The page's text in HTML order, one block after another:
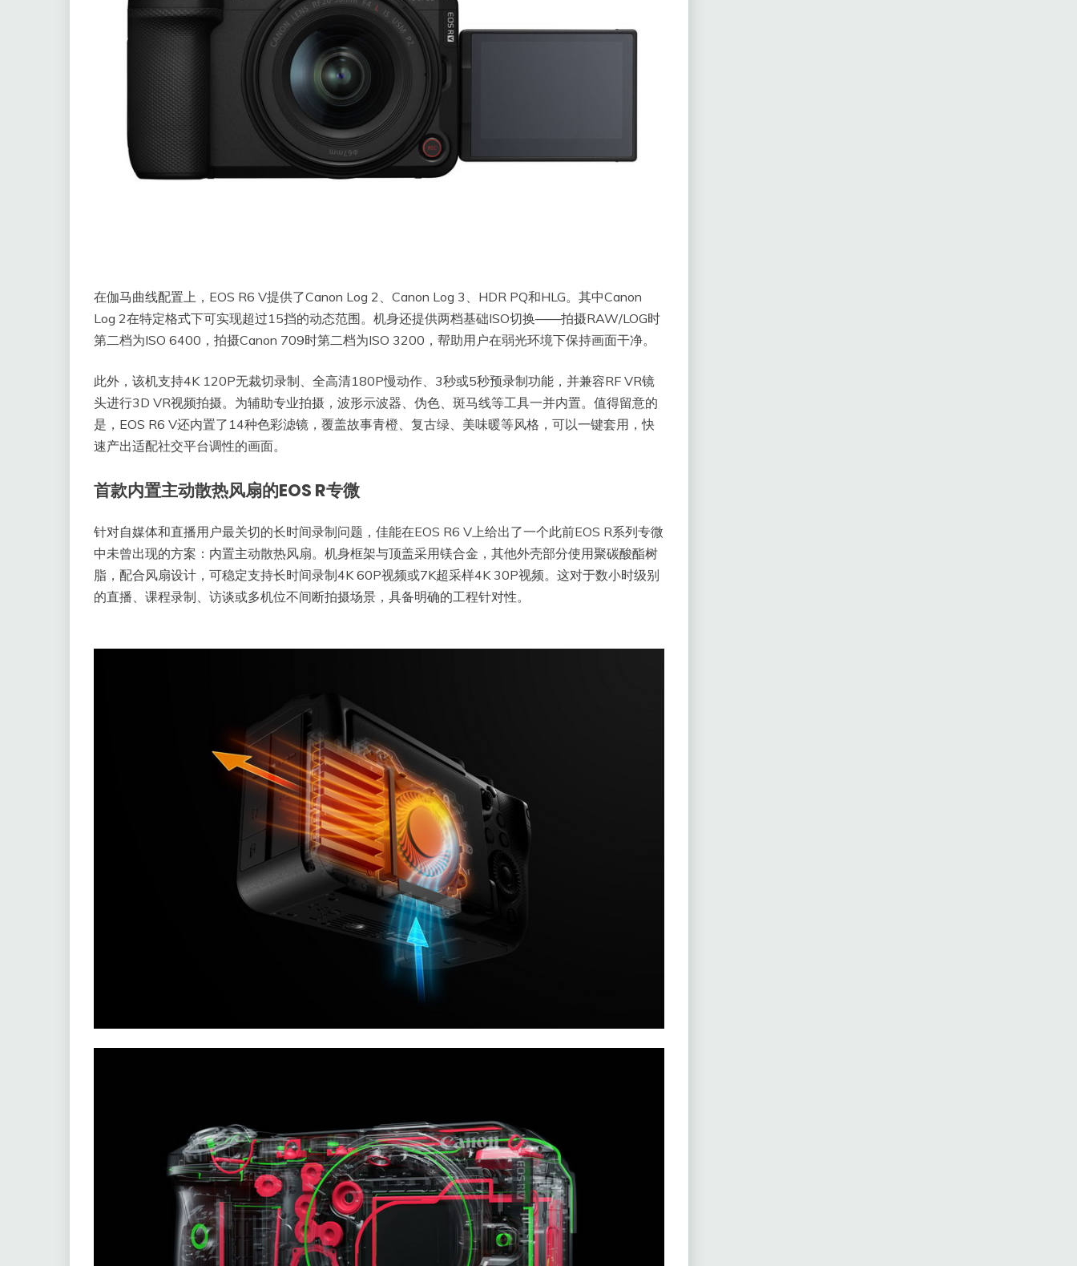
在伽马曲线配置上，EOS R6 V提供了Canon Log 2、Canon Log 3、HDR PQ和HLG。其中Canon
Log 2在特定格式下可实现超过15挡的动态范围。机身还提供两档基础ISO切换——拍摄RAW/LOG时
第二档为ISO 6400，拍摄Canon 709时第二档为ISO 3200，帮助用户在弱光环境下保持画面干净。
此外，该机支持4K 120P无裁切录制、全高清180P慢动作、3秒或5秒预录制功能，并兼容RF VR镜
头进行3D VR视频拍摄。为辅助专业拍摄，波形示波器、伪色、斑马线等工具一并内置。值得留意的
是，EOS R6 V还内置了14种色彩滤镜，覆盖故事青橙、复古绿、美味暖等风格，可以一键套用，快
速产出适配社交平台调性的画面。
首款内置主动散热风扇的EOS R专微
针对自媒体和直播用户最关切的长时间录制问题，佳能在EOS R6 V上给出了一个此前EOS R系列专微
中未曾出现的方案：内置主动散热风扇。机身框架与顶盖采用镁合金，其他外壳部分使用聚碳酸酯树
脂，配合风扇设计，可稳定支持长时间录制4K 60P视频或7K超采样4K 30P视频。这对于数小时级别
的直播、课程录制、访谈或多机位不间断拍摄场景，具备明确的工程针对性。